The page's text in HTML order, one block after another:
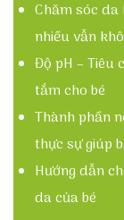
Chăm sóc
nhiều vẫn
Độ pH – Tiêu
tắm cho bé
Thành phần
thực sự giúp
Hướng dẫn
da của bé